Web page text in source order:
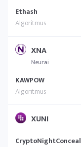
Ethash
XNA
Neurai
KAWPOW
XUNI
CryptoNightConceal